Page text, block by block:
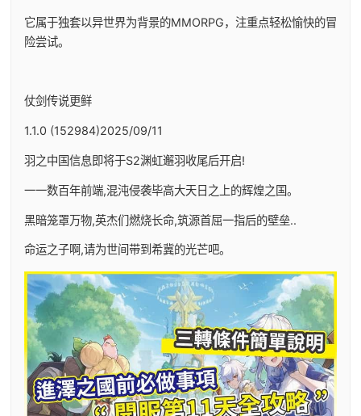
它属于独套以异世界为背景的MMORPG，注重点轻松愉快的冒
险尝试。
仗剑传说更鲜
1.1.0 (152984)2025/09/11
羽之中国信息即将于S2渊虹邂羽收尾后开启!
一一数百年前端,混沌侵袭毕高大天日之上的辉煌之国。
黑暗笼罩万物,英杰们燃烧长命,筑源首屈一指后的壁垒..
命运之子啊,请为世间带到希冀的光芒吧。